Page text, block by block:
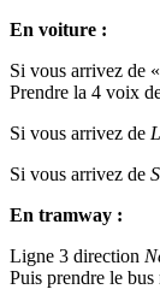
En voiture :
Si vous arrivez de «
Prendre la 4 voix
Si vous arrivez de
Si vous arrivez de
En tramway :
Ligne 3 direction
Puis prendre le bus